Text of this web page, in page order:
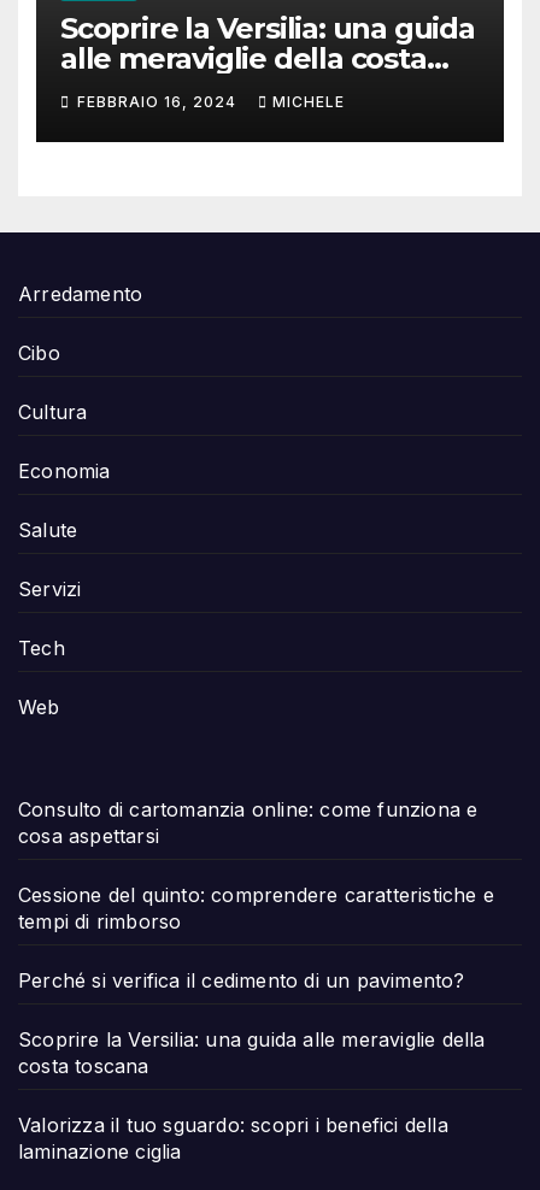
Scoprire la Versilia: una guida
alle meraviglie della costa
toscana
FEBBRAIO 16, 2024 MICHELE
Arredamento
Cibo
Cultura
Economia
Salute
Servizi
Tech
Web
Consulto di cartomanzia online: come funziona e
cosa aspettarsi
Cessione del quinto: comprendere caratteristiche e
tempi di rimborso
Perché si verifica il cedimento di un pavimento?
Scoprire la Versilia: una guida alle meraviglie della
costa toscana
Valorizza il tuo sguardo: scopri i benefici della
laminazione ciglia